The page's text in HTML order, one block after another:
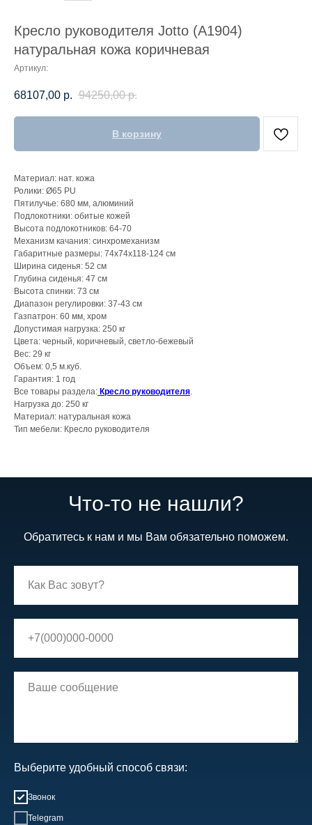
Кресло руководителя Jotto (A1904)
натуральная кожа коричневая
Артикул:
68107,00 р. 94250,00 р.
В корзину
Материал: нат. кожа
Ролики: Ø65 PU
Пятилучье: 680 мм, алюминий
Подлокотники: обитые кожей
Высота подлокотников: 64-70
Механизм качания: синхромеханизм
Габаритные размеры: 74х74х118-124 см
Ширина сиденья: 52 см
Глубина сиденья: 47 см
Высота спинки: 73 см
Диапазон регулировки: 37-43 см
Газпатрон: 60 мм, хром
Допустимая нагрузка: 250 кг
Цвета: черный, коричневый, светло-бежевый
Вес: 29 кг
Объем: 0,5 м.куб.
Гарантия: 1 год
Все товары раздела: Кресло руководителя.
Нагрузка до: 250 кг
Материал: натуральная кожа
Тип мебели: Кресло руководителя
Что-то не нашли?
Обратитесь к нам и мы Вам обязательно поможем.
Выберите удобный способ связи:
Звонок
Telegram